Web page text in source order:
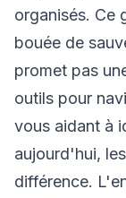
organisés. Ce
bouée de
promet pas
outils pour
vous aidant à
aujourd'hui,
différence.